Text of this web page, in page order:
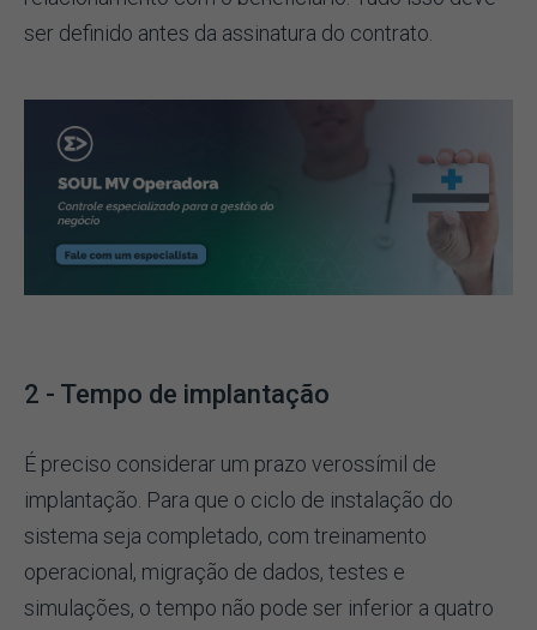
ser definido antes da assinatura do contrato.
2 - Tempo de implantação
É preciso considerar um prazo verossímil de
implantação. Para que o ciclo de instalação do
sistema seja completado, com treinamento
operacional, migração de dados, testes e
simulações, o tempo não pode ser inferior a quatro